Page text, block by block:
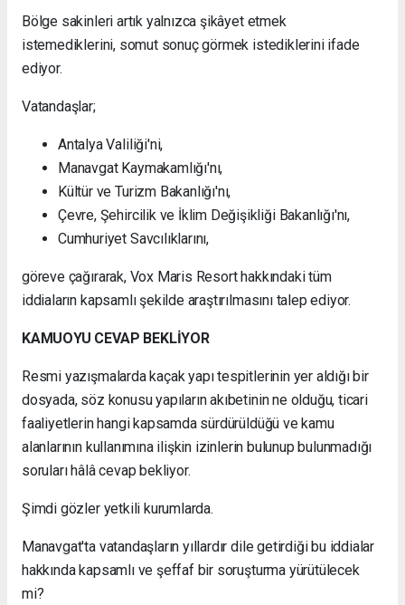
Bölge sakinleri artık yalnızca şikâyet etmek
istemediklerini, somut sonuç görmek istediklerini ifade
ediyor.
Vatandaşlar;
Antalya Valiliği'ni,
Manavgat Kaymakamlığı'nı,
Kültür ve Turizm Bakanlığı'nı,
Çevre, Şehircilik ve İklim Değişikliği Bakanlığı'nı,
Cumhuriyet Savcılıklarını,
göreve çağırarak, Vox Maris Resort hakkındaki tüm
iddiaların kapsamlı şekilde araştırılmasını talep ediyor.
KAMUOYU CEVAP BEKLİYOR
Resmi yazışmalarda kaçak yapı tespitlerinin yer aldığı bir
dosyada, söz konusu yapıların akıbetinin ne olduğu, ticari
faaliyetlerin hangi kapsamda sürdürüldüğü ve kamu
alanlarının kullanımına ilişkin izinlerin bulunup bulunmadığı
soruları hâlâ cevap bekliyor.
Şimdi gözler yetkili kurumlarda.
Manavgat'ta vatandaşların yıllardır dile getirdiği bu iddialar
hakkında kapsamlı ve şeffaf bir soruşturma yürütülecek
mi?